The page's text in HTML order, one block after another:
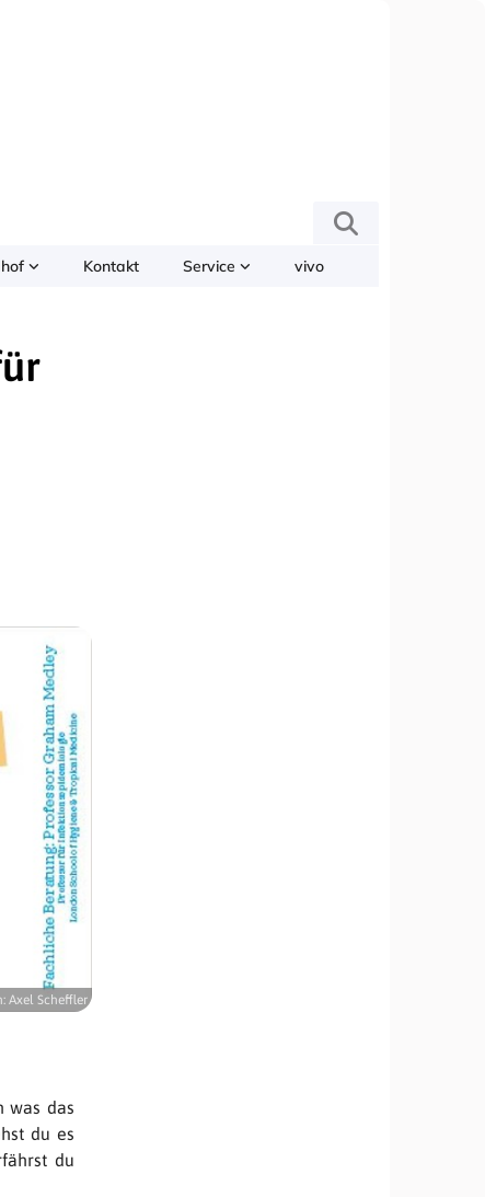
Kontakt Service vivo
Axel Scheffler
was das
du es
du